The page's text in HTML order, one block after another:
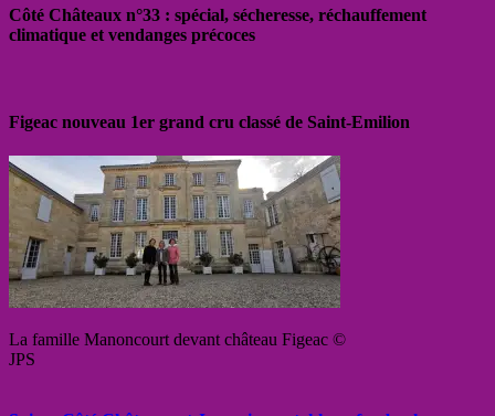
Côté Châteaux n°33 : spécial, sécheresse, réchauffement
climatique et vendanges précoces
Figeac nouveau 1er grand cru classé de Saint-Emilion
La famille Manoncourt devant château Figeac ©
JPS